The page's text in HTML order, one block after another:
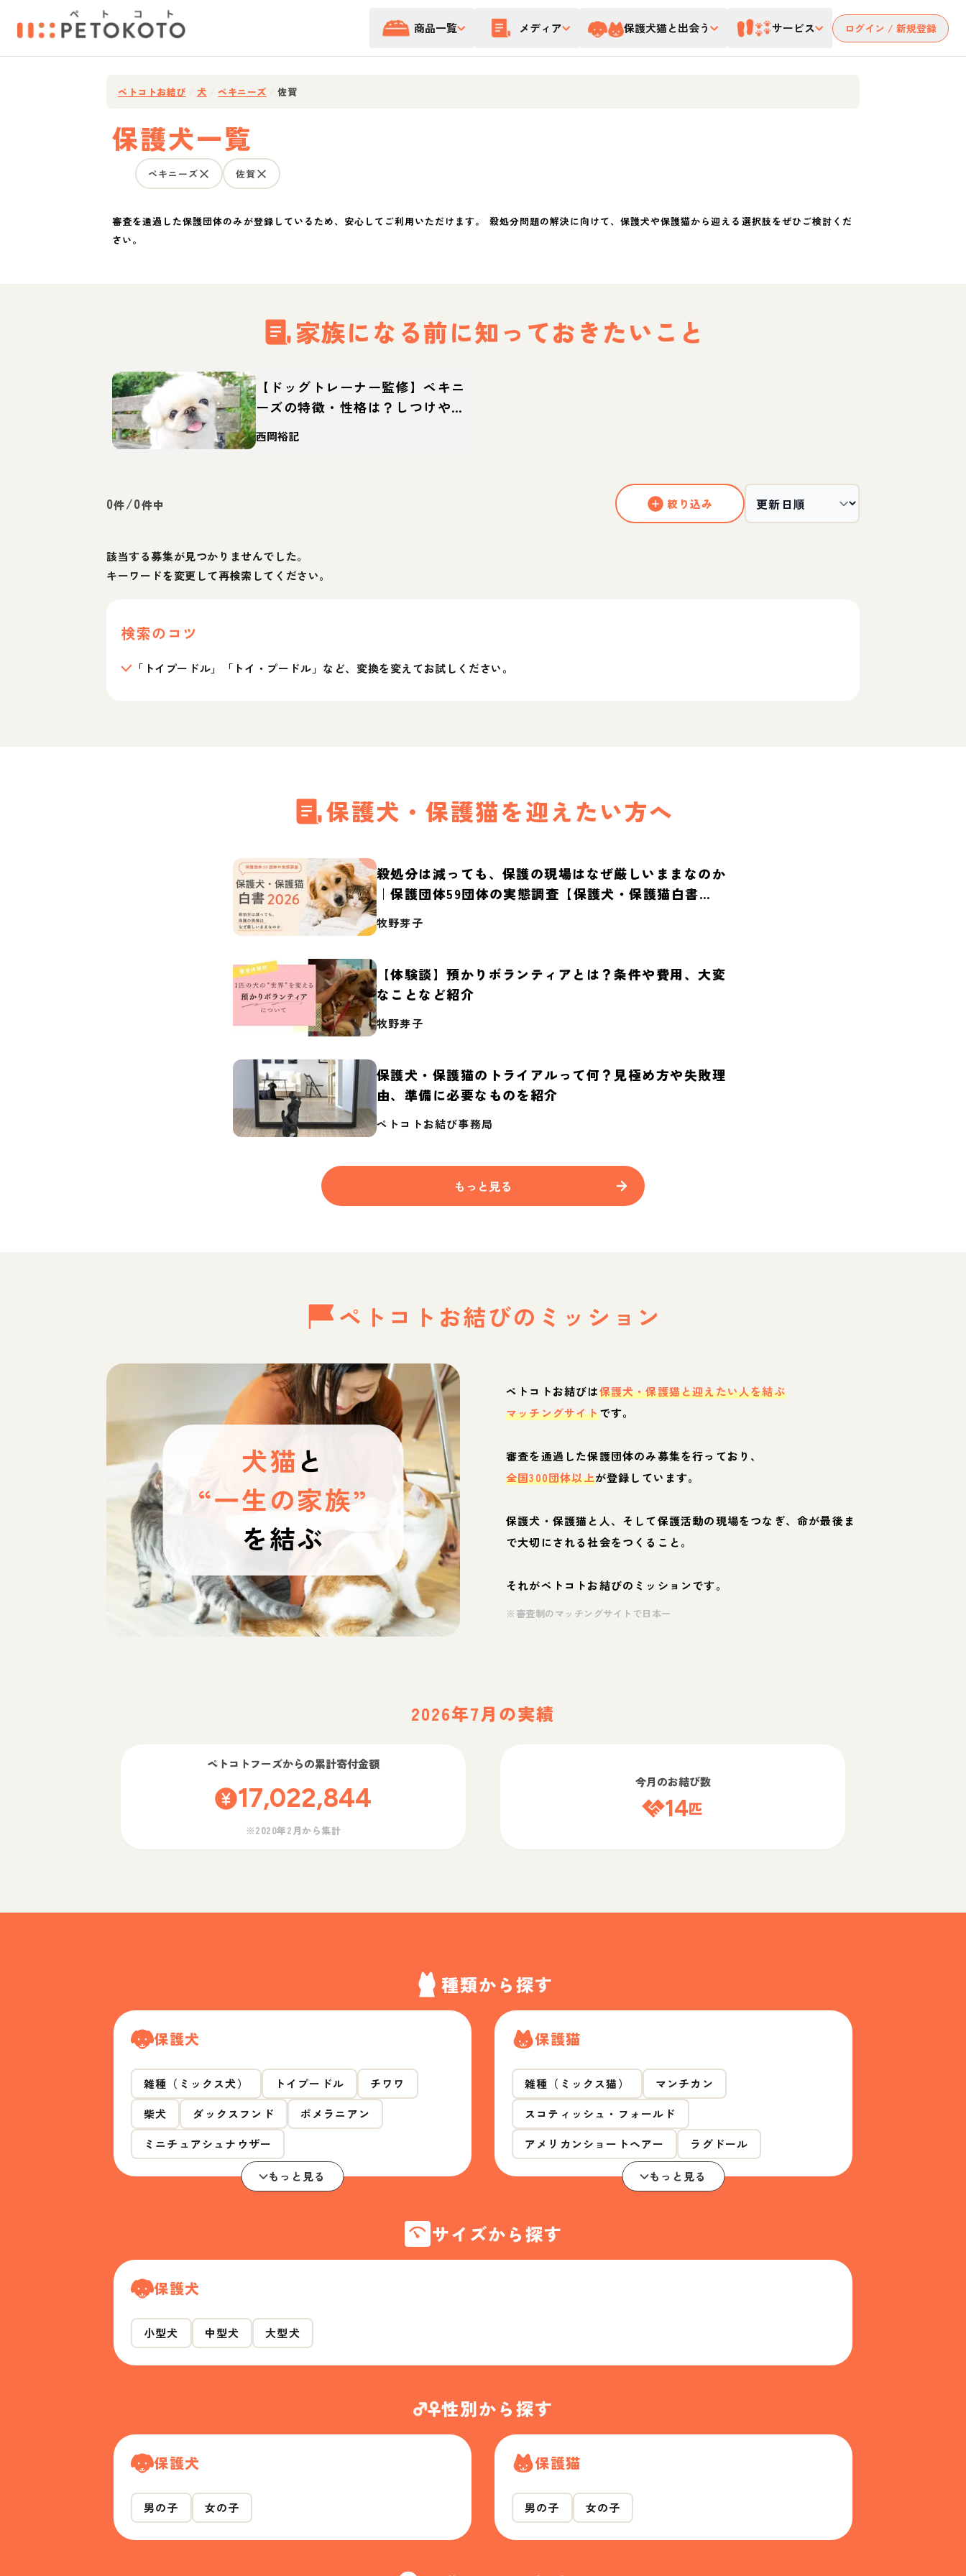
商品一覧 メディア 保護犬猫と出会う サービス ログイン / 新規登録
ペトコトお結び 犬 ペキニーズ 佐賀
保護犬一覧
ペキニーズ 佐賀
審査を通過した保護団体のみが登録しているため、安心してご利用いただけます。 殺処分問題の解決に向けて、保護犬や保護猫から迎える選択肢をぜひご検討くだ
さい。
家族になる前に知っておきたいこと
【ドッグトレーナー監修】ペキニ
ーズの特徴・性格は？しつけやカ
ットなどの飼い方や迎え方も
西岡裕記
0件/0件中 絞り込み
該当する募集が見つかりませんでした。
キーワードを変更して再検索してください。
検索のコツ
「トイプードル」「トイ・プードル」など、変換を変えてお試しください。
保護犬・保護猫を迎えたい方へ
殺処分は減っても、保護の現場はなぜ厳しいままなのか
｜保護団体59団体の実態調査【保護犬・保護猫白書
2026】
牧野芽子
【体験談】預かりボランティアとは？条件や費用、大変
なことなど紹介
牧野芽子
保護犬・保護猫のトライアルって何？見極め方や失敗理
由、準備に必要なものを紹介
ペトコトお結び事務局
もっと見る
ペトコトお結びの ミッション
犬猫と
“一生の家族”
を結ぶ
ペトコトお結びは保護犬・保護猫と迎えたい人を結ぶ
マッチングサイトです。
審査を通過した保護団体のみ募集を行っており、
全国300団体以上が登録しています。
保護犬・保護猫と人、そして保護活動の現場をつなぎ、命が最後ま
で大切にされる社会をつくること。
それがペトコトお結びのミッションです。
※審査制のマッチングサイトで日本一
2026年7月の実績
ペトコトフーズからの累計寄付金額
17,022,844
※2020年2月から集計
今月のお結び数
14匹
種類から探す
保護犬
雑種（ミックス犬） トイプードル
チワワ
柴犬
ダックスフンド
ポメラニアン
ミニチュアシュナウザー
もっと見る
保護猫
雑種（ミックス猫）
マンチカン
スコティッシュ・フォールド
アメリカンショートヘアー
ラグドール
もっと見る
サイズから探す
保護犬
小型犬 中型犬 大型犬
性別から探す
保護犬
男の子 女の子
保護猫
男の子 女の子